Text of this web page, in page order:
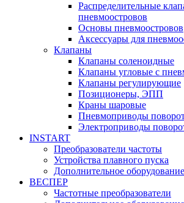
Распределительные
пневмоостровов
Основы пневмоостровов
Аксессуары для
Клапаны
Клапаны соленоидные
Клапаны угловые с
Клапаны регулирующие
Позиционеры, ЭПП
Краны шаровые
Пневмоприводы
Электроприводы
INSTART
Преобразователи частоты
Устройства плавного пуска
Дополнительное оборудование
ВЕСПЕР
Частотные преобразователи